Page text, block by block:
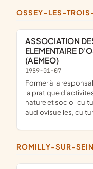
OSSEY-LES-
ASSOCIATION DES ECOLES MATERNELLE ET
ELEMENTAIRE
(AEMEO)
1989-01-07
Former à la responsabilite au civisme à l'autonomie par
la pratique
nature et socio-
audiovisuelles,
ROMILLY-SUR-